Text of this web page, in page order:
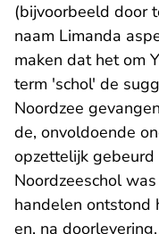
(bijvoorbeeld door
naam Limanda
maken dat het om
term 'schol' de
Noordzee
de, onvoldoende
opzettelijk
Noordzeeschol
handelen ontstond
en, na